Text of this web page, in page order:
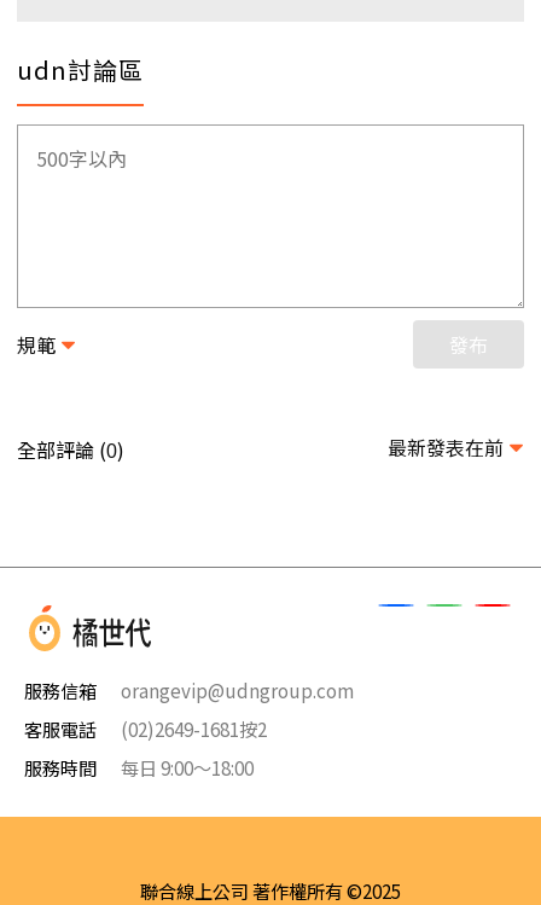
udn討論區
規範 發布
全部評論 (0) 最新發表在前
服務信箱
orangevip@udngroup.com
客服電話
(02)2649-1681按2
服務時間
每日 9:00～18:00
聯合線上公司 著作權所有 ©2025